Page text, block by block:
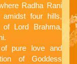
Radha Rani
four hills,
Lord Brahma,
pure love and
of Goddess